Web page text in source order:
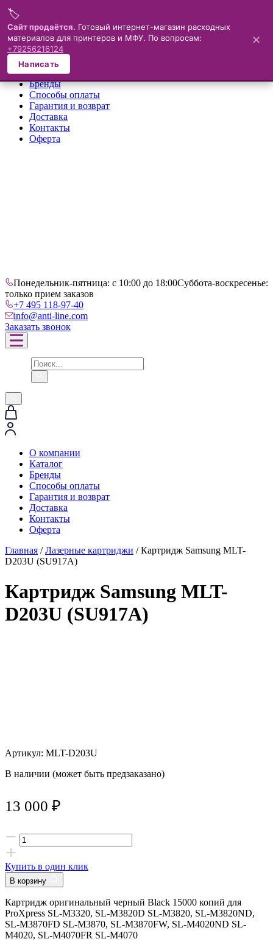
Меню
×
О компании
Каталог
Бренды
Способы оплаты
Гарантия и возврат
Доставка
Контакты
Оферта
Понедельник-пятница: с 10:00 до 18:00Суббота-воскресенье:
только прием заказов
+7 495 118-97-40
info@anti-line.com
Заказать звонок
О компании
Каталог
Бренды
Способы оплаты
Гарантия и возврат
Доставка
Контакты
Оферта
Главная /Лазерные картриджи / Картридж Samsung MLT-
D203U (SU917A)
Картридж Samsung MLT-
D203U (SU917A)
Артикул: MLT-D203U
В наличии (может быть предзаказано)
13 000 ₽
Купить в один клик
В корзину
Картридж оригинальный черный Black 15000 копий для
ProXpress SL-M3320, SL-M3820D SL-M3820, SL-M3820ND,
SL-M3870FD SL-M3870, SL-M3870FW, SL-M4020ND SL-
M4020, SL-M4070FR SL-M4070
🏷️
Сайт продаётся. Готовый интернет-магазин расходных
материалов для принтеров и МФУ. По вопросам:
+79256216124
Написать
✕